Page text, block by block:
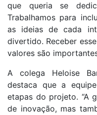
que queria se
Trabalhamos para
as ideias de cada
divertido. Receber
valores são
A colega Heloise
destaca que a
etapas do projeto. “A
de inovação, mas